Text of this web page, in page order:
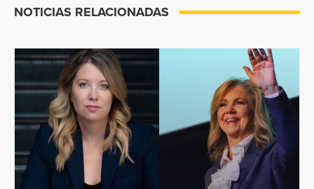
NOTICIAS RELACIONADAS